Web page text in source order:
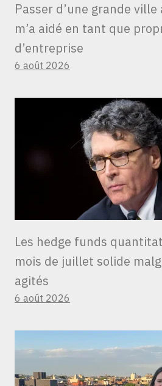
Passer d’une grande
m’a aidé en tant que
d’entreprise
6 août 2026
Les hedge funds
mois de juillet solide
agités
6 août 2026